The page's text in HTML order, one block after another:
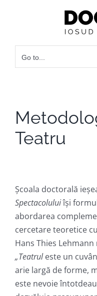
Go to...
Teatru
Școala doctorală
Spectacoluluiîși
abordarea
cercetare teoretice
Hans Thies
„Teatruleste un
arie largă de forme,
este nevoie